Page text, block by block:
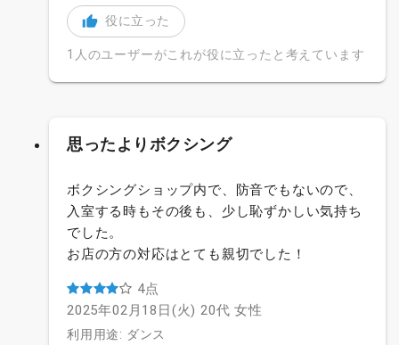
役に立った
1人のユーザーがこれが役に立ったと考えています
思ったよりボクシング
ボクシングショップ内で、防音でもないので、
入室する時もその後も、少し恥ずかしい気持ち
でした。
お店の方の対応はとても親切でした！
4点
2025年02月18日(火) 20代 女性
利用用途: ダンス